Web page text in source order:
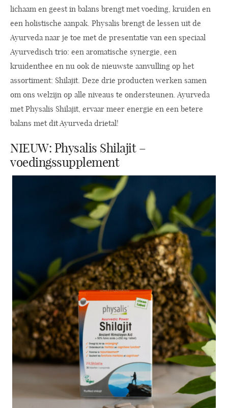
lichaam en geest in balans brengt met voeding, kruiden en
een holistische aanpak. Physalis brengt de lessen uit de
Ayurveda naar je toe met de presentatie van een speciaal
Ayurvedisch trio: een aromatische synergie, een
kruidenthee en nu ook de nieuwste aanvulling op het
assortiment: Shilajit. Deze drie producten werken samen
om ons welzijn op alle niveaus te ondersteunen. Ayurveda
met Physalis Shilajit, ervaar meer energie en een betere
balans met dit Ayurveda drietal!
NIEUW: Physalis Shilajit –
voedingssupplement